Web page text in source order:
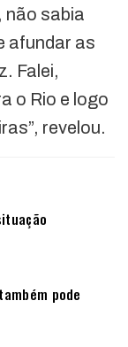
não sabia
afundar as
Falei,
o Rio e logo
revelou.
pode